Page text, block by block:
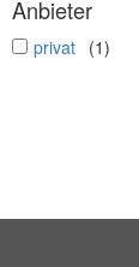
Anbieter
undefined
privat (1)